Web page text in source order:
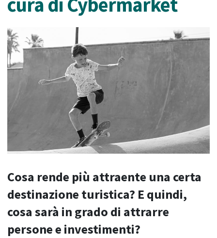
Cosa rende più attraente una certa
destinazione turistica? E quindi,
cosa sarà in grado di attrarre
persone e investimenti?